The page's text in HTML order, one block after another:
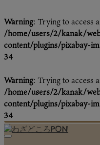
Warning: Trying to access
/home/users/2/kanak/
content/plugins/pixabay-
34
Warning: Trying to access
/home/users/2/kanak/
content/plugins/pixabay-
34